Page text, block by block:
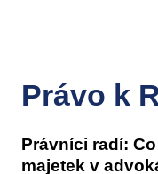
Právo k
Právníci radí:
majetek v